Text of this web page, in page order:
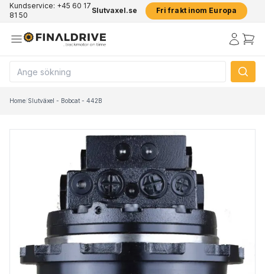
Kundservice: +45 60 17
81 50
Slutvaxel.se Fri frakt inom Europa
Home/Slutväxel - Bobcat - 442B